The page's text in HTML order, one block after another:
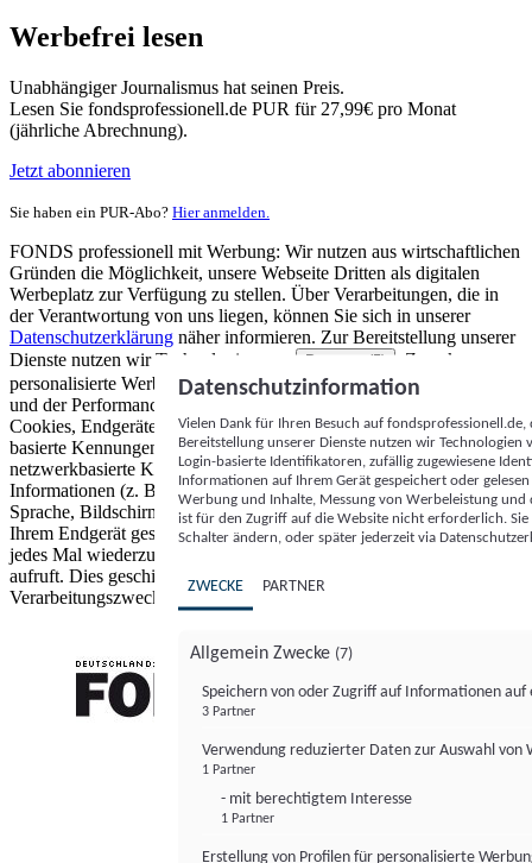
Werbefrei lesen
Unabhängiger Journalismus hat seinen Preis.
Lesen Sie fondsprofessionell.de PUR für 27,99€ pro Monat
(jährliche Abrechnung).
Jetzt abonnieren
Sie haben ein PUR-Abo? Hier anmelden.
FONDS professionell mit Werbung: Wir nutzen aus wirtschaftlichen
Gründen die Möglichkeit, unsere Webseite Dritten als digitalen
Werbeplatz zur Verfügung zu stellen. Über Verarbeitungen, die in
der Verantwortung von uns liegen, können Sie sich in unserer
Datenschutzerklärung näher informieren. Zur Bereitstellung unserer
Dienste nutzen wir Technologien von
Partnern (5)
. Zwecke:
personalisierte Werbung und Inhalte, Messung von Werbeleistung
und der Performance von Inhalten sowie Zielgruppenforschung.
Cookies, Endgeräte- oder ähnliche Online-Kennungen (z. B. login-
basierte Kennungen, zufällig generierte Kennungen,
netzwerkbasierte Kennungen) können zusammen mit anderen
Informationen (z. B. Browsertyp und Browserinformationen,
Sprache, Bildschirmgröße, unterstützte Technologien usw.) auf
Ihrem Endgerät gespeichert oder von dort ausgelesen werden, um es
jedes Mal wiederzuerkennen, wenn es eine App oder einer Webseite
aufruft. Dies geschieht für einen oder mehrere der hier aufgeführten
Verarbeitungszwecke.
Datenschutzinformation
Vielen Dank für Ihren Besuch auf
Bereitstellung unserer Dienste nutzen wir Technologien
Login-basierte Identifikatoren, zufällig zugewiesene
Informationen auf Ihrem Gerät gespeichert oder
Werbung und Inhalte, Messung von Werbeleistung
ist für den Zugriff auf die Website nicht erforderlich.
Schalter ändern, oder später jederzeit via
ZWECKE PARTNER
Allgemein Zwecke (7)
Speichern von oder Zugriff auf Informationen auf
3 Partner
Verwendung reduzierter Daten zur Auswahl von
1 Partner
- mit berechtigtem Interesse
1 Partner
Erstellung von Profilen für personalisierte
FONDS professionell